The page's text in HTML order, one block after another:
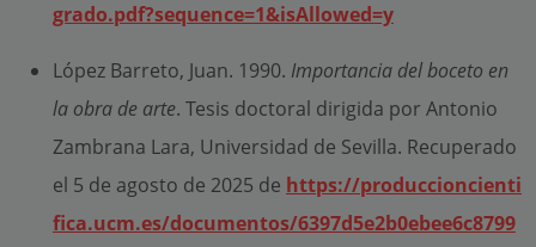
grado.pdf?sequence=1&isAllowed=y
López Barreto, Juan. 1990. Importancia del boceto en
la obra de arte. Tesis doctoral dirigida por Antonio
Zambrana Lara, Universidad de Sevilla. Recuperado
el 5 de agosto de 2025 de https://produccioncienti
fica.ucm.es/documentos/6397d5e2b0ebee6c8799